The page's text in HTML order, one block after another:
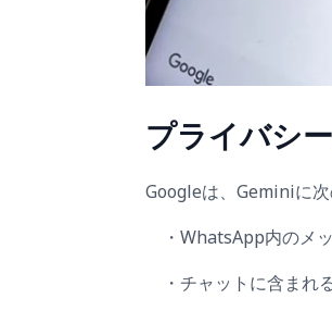
プライバシ
Googleは、Geminiに
・WhatsApp内のメ
・チャットに含まれ